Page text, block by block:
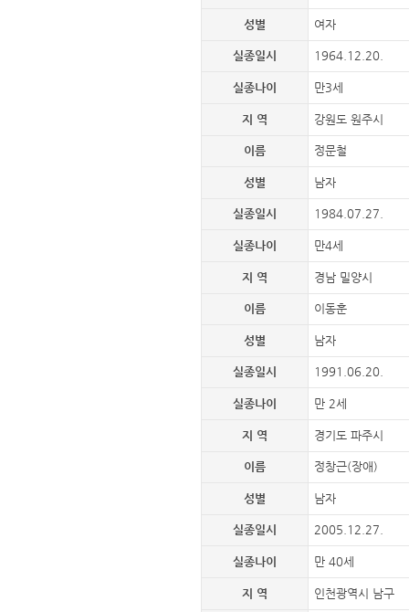
성별 여자
실종일시 1964.12.20.
실종나이 만3세
지 역 강원도 원주시
이름 정문철
성별 남자
실종일시 1984.07.27.
실종나이 만4세
지 역 경남 밀양시
이름 이동훈
성별 남자
실종일시 1991.06.20.
실종나이 만 2세
지 역 경기도 파주시
이름 정창근(장애)
성별 남자
실종일시 2005.12.27.
실종나이 만 40세
지 역 인천광역시 남구